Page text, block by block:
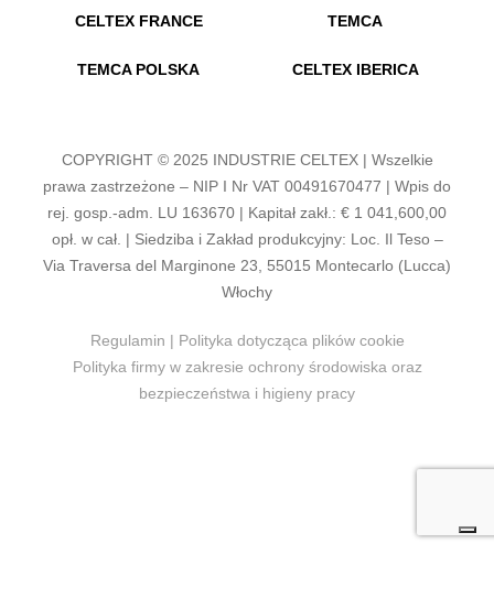
CELTEX FRANCE TEMCA
TEMCA POLSKA CELTEX IBERICA
COPYRIGHT © 2025 INDUSTRIE CELTEX | Wszelkie
prawa zastrzeżone – NIP I Nr VAT 00491670477 | Wpis do
rej. gosp.-adm. LU 163670 | Kapitał zakł.: € 1 041,600,00
opł. w cał. | Siedziba i Zakład produkcyjny: Loc. Il Teso –
Via Traversa del Marginone 23, 55015 Montecarlo (Lucca)
Włochy
Regulamin | Polityka dotycząca plików cookie
Polityka firmy w zakresie ochrony środowiska oraz
bezpieczeństwa i higieny pracy